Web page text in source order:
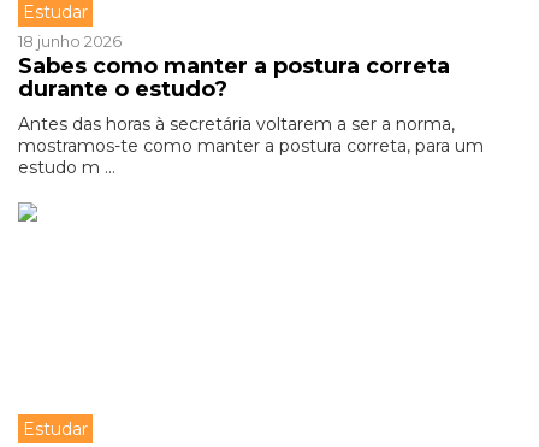
Estudar
18 junho 2026
Sabes como manter a postura correta
durante o estudo?
Antes das horas à secretária voltarem a ser a norma,
mostramos-te como manter a postura correta, para um
estudo m ...
Estudar